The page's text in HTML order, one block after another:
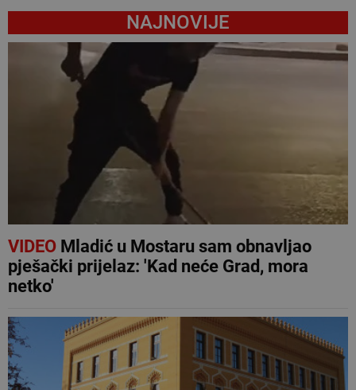
NAJNOVIJE
VIDEOMladić u Mostaru sam obnavljao
pješački prijelaz: 'Kad neće Grad, mora
netko'